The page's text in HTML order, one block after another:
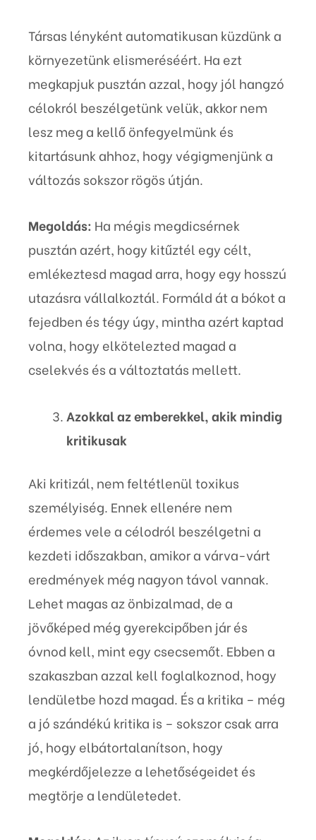
Társas lényként automatikusan küzdünk a
környezetünk elismeréséért. Ha ezt
megkapjuk pusztán azzal, hogy jól hangzó
célokról beszélgetünk velük, akkor nem
lesz meg a kellő önfegyelmünk és
kitartásunk ahhoz, hogy végigmenjünk a
változás sokszor rögös útján.
Megoldás: Ha mégis megdicsérnek
pusztán azért, hogy kitűztél egy célt,
emlékeztesd magad arra, hogy egy hosszú
utazásra vállalkoztál. Formáld át a bókot a
fejedben és tégy úgy, mintha azért kaptad
volna, hogy elkötelezted magad a
cselekvés és a változtatás mellett.
Azokkal az emberekkel, akik mindig
kritikusak
Aki kritizál, nem feltétlenül toxikus
személyiség. Ennek ellenére nem
érdemes vele a célodról beszélgetni a
kezdeti időszakban, amikor a várva-várt
eredmények még nagyon távol vannak.
Lehet magas az önbizalmad, de a
jövőképed még gyerekcipőben jár és
óvnod kell, mint egy csecsemőt. Ebben a
szakaszban azzal kell foglalkoznod, hogy
lendületbe hozd magad. És a kritika – még
a jó szándékú kritika is – sokszor csak arra
jó, hogy elbátortalanítson, hogy
megkérdőjelezze a lehetőségeidet és
megtörje a lendületedet.